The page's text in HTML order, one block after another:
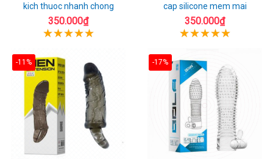
kich thuoc nhanh chong
350.000₫
cap silicone mem mai
350.000₫
-11% -17%